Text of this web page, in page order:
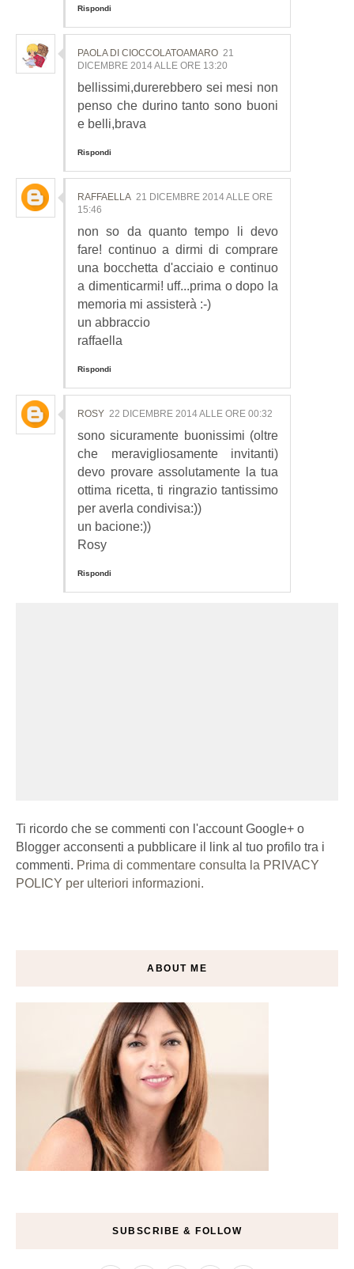
Rispondi
PAOLA DI CIOCCOLATOAMARO 21
DICEMBRE 2014 ALLE ORE 13:20
bellissimi,durerebbero sei mesi non
penso che durino tanto sono buoni
e belli,brava
Rispondi
RAFFAELLA 21 DICEMBRE 2014 ALLE ORE
15:46
non so da quanto tempo li devo
fare! continuo a dirmi di comprare
una bocchetta d'acciaio e continuo
a dimenticarmi! uff...prima o dopo la
memoria mi assisterà :-)
un abbraccio
raffaella
Rispondi
ROSY 22 DICEMBRE 2014 ALLE ORE 00:32
sono sicuramente buonissimi (oltre
che meravigliosamente invitanti)
devo provare assolutamente la tua
ottima ricetta, ti ringrazio tantissimo
per averla condivisa:))
un bacione:))
Rosy
Rispondi
Ti ricordo che se commenti con l'account Google+ o
Blogger acconsenti a pubblicare il link al tuo profilo tra i
commenti. Prima di commentare consulta la PRIVACY
POLICY per ulteriori informazioni.
ABOUT ME
SUBSCRIBE & FOLLOW